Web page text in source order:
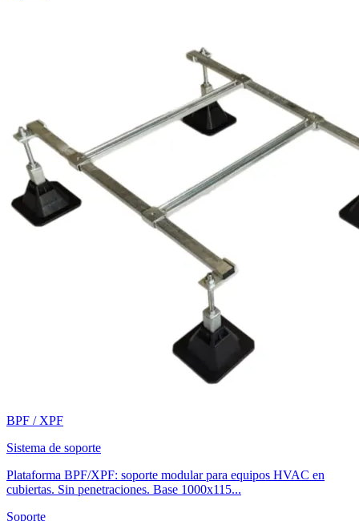
BPF / XPF
Sistema de soporte
Plataforma BPF/XPF: soporte modular para equipos HVAC en
cubiertas. Sin penetraciones. Base 1000x115...
Soporte